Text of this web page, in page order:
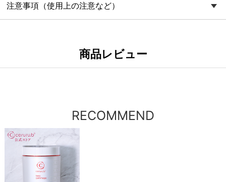
注意事項（使用上の注意など）
商品レビュー
RECOMMEND